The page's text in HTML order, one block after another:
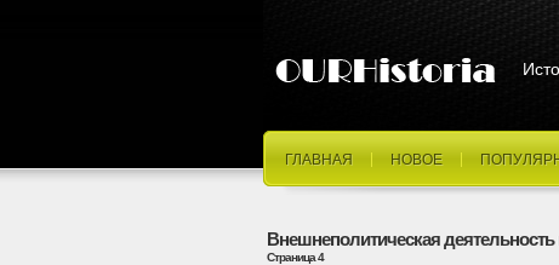
ГЛАВНАЯ НОВОЕ
Внешнеполитическая деятельность
Страница 4